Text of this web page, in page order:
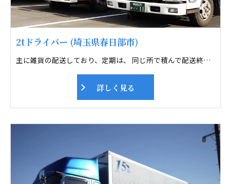
2tドライバー (埼玉県春日部市)
主に雑貨の配送しており、定期は、 同じ所で積んで配送終わったら帰社します。 フリー便は、 毎日違う所へ配送するのでドライブ好きにはピッタリです。 未経験者や女性も活躍しております。運送業界で心配なのが交通事故。 全車デジタコを装着し、スピードの出しすぎや、急ブレーキ、急ハンドルなど 事務所で管理をしております。また毎月安全運転会議も行っています。 ドライバーさん及び、その家族が安心できる職場を目指し取り組んでいます。
詳しく見る